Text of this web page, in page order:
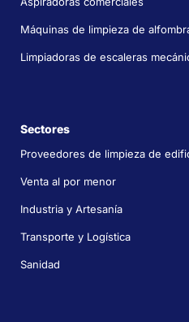
Máquinas de limpieza de
Limpiadoras de escaleras
Sectores
Proveedores de limpieza de
Venta al por menor
Industria y Artesanía
Transporte y Logística
Sanidad